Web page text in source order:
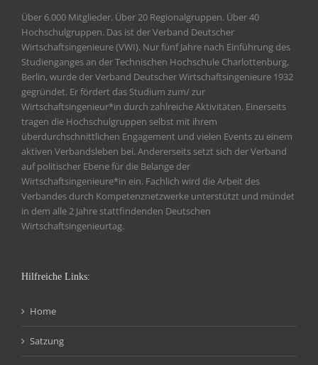
Über 6.000 Mitglieder. Über 20 Regionalgruppen. Über 40
Hochschulgruppen. Das ist der Verband Deutscher
Wirtschaftsingenieure (VWI). Nur fünf Jahre nach Einführung des
Studienganges an der Technischen Hochschule Charlottenburg,
Berlin, wurde der Verband Deutscher Wirtschaftsingenieure 1932
gegründet. Er fördert das Studium zum/ zur
Wirtschaftsingenieur*in durch zahlreiche Aktivitäten. Einerseits
tragen die Hochschulgruppen selbst mit ihrem
überdurchschnittlichen Engagement und vielen Events zu einem
aktiven Verbandsleben bei. Andererseits setzt sich der Verband
auf politischer Ebene für die Belange der
Wirtschaftsingenieure*in ein. Fachlich wird die Arbeit des
Verbandes durch Kompetenznetzwerke unterstützt und mündet
in dem alle 2 Jahre stattfindenden Deutschen
Wirtschaftsingenieurtag.
Hilfreiche Links:
Home
Satzung